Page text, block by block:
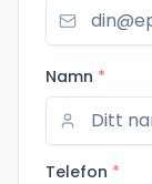
Namn *
Telefon *